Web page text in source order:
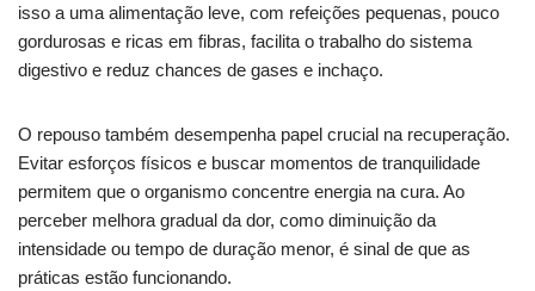
isso a uma alimentação leve, com refeições pequenas, pouco
gordurosas e ricas em fibras, facilita o trabalho do sistema
digestivo e reduz chances de gases e inchaço.
O repouso também desempenha papel crucial na recuperação.
Evitar esforços físicos e buscar momentos de tranquilidade
permitem que o organismo concentre energia na cura. Ao
perceber melhora gradual da dor, como diminuição da
intensidade ou tempo de duração menor, é sinal de que as
práticas estão funcionando.